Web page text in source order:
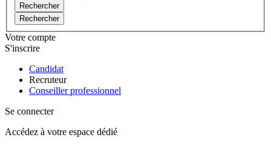
Rechercher
Rechercher
Votre compte
S'inscrire
Candidat
Recruteur
Conseiller professionnel
Se connecter
Accédez à votre espace dédié